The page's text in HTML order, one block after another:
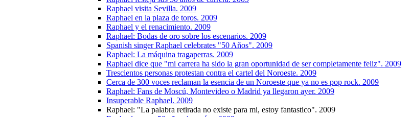
Raphael visita Sevilla. 2009
Raphael en la plaza de toros. 2009
Raphael y el renacimiento. 2009
Raphael: Bodas de oro sobre los escenarios. 2009
Spanish singer Raphael celebrates "50 Años". 2009
Raphael: La máquina tragaperras. 2009
Raphael dice que "mi carrera ha sido la gran oportunidad de ser completamente feliz". 2009
Trescientos personas protestan contra el cartel del Noroeste. 2009
Cerca de 300 voces reclaman la esencia de un Noroeste que ya no es pop rock. 2009
Raphael: Fans de Moscú, Montevideo o Madrid ya llegaron ayer. 2009
Insuperable Raphael. 2009
Raphael: "La palabra retirada no existe para mi, estoy fantastico". 2009